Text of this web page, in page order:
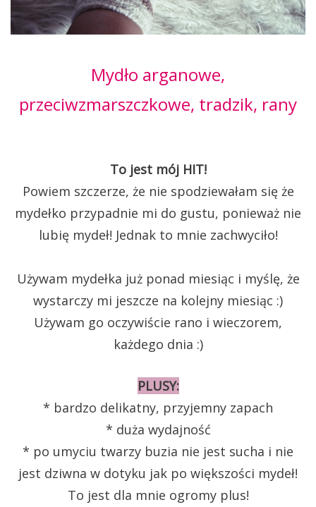
Mydło arganowe,
przeciwzmarszczkowe, tradzik, rany
To jest mój HIT!
Powiem szczerze, że nie spodziewałam się że
mydełko przypadnie mi do gustu, ponieważ nie
lubię mydeł! Jednak to mnie zachwyciło!
Używam mydełka już ponad miesiąc i myślę, że
wystarczy mi jeszcze na kolejny miesiąc :)
Używam go oczywiście rano i wieczorem,
każdego dnia :)
PLUSY:
* bardzo delikatny, przyjemny zapach
* duża wydajność
* po umyciu twarzy buzia nie jest sucha i nie
jest dziwna w dotyku jak po większości mydeł!
To jest dla mnie ogromy plus!